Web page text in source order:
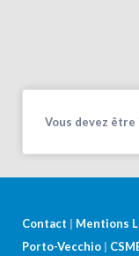
Vous devez
Contact | Mentions
Porto-Vecchio |